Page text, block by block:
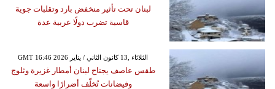
لبنان تحت تأثير منخفض بارد وتقلبات جوية
قاسية تضرب دولًا عربية عدة
GMT 16:46 2026 الثلاثاء ,13 كانون الثاني / يناير
طقس عاصف يجتاح لبنان أمطار غزيرة وثلوج
وفيضانات تُخلّف أضرارًا واسعة